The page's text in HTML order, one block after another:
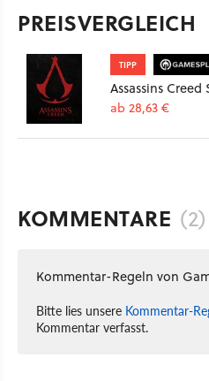
PREISVERGLEICH
TIPP
Assassins Creed
ab 28,63 €
KOMMENTARE (2)
Kommentar-Regeln von
Bitte lies unsere Kommentar-
Kommentar verfasst.